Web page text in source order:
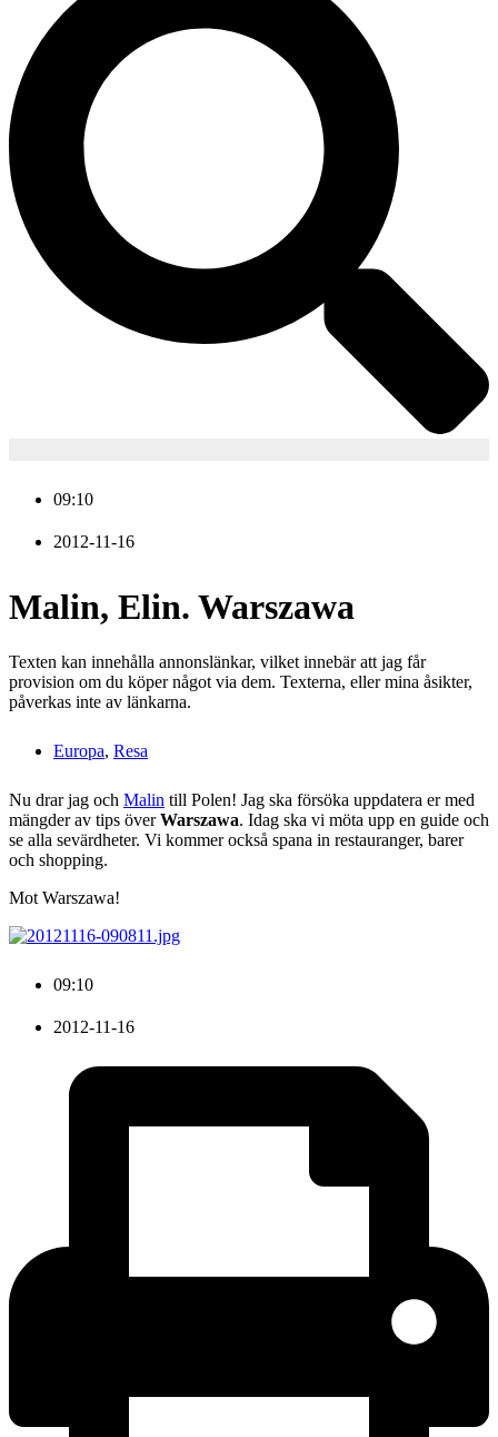
09:10
2012-11-16
Malin, Elin. Warszawa
Texten kan innehålla annonslänkar, vilket innebär att jag får
provision om du köper något via dem. Texterna, eller mina åsikter,
påverkas inte av länkarna.
Europa, Resa
Nu drar jag och Malin till Polen! Jag ska försöka uppdatera er med
mängder av tips överWarszawa. Idag ska vi möta upp en guide och
se alla sevärdheter. Vi kommer också spana in restauranger, barer
och shopping.
Mot Warszawa!
09:10
2012-11-16